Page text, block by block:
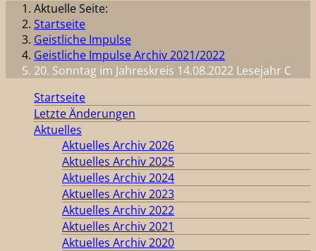
Aktuelle Seite:
Startseite
Geistliche Impulse
Geistliche Impulse Archiv 2021/2022
20. Sonntag im Jahreskreis 14.08.2022 Lesejahr C
Startseite
Letzte Änderungen
Aktuelles
Aktuelles Archiv 2026
Aktuelles Archiv 2025
Aktuelles Archiv 2024
Aktuelles Archiv 2023
Aktuelles Archiv 2022
Aktuelles Archiv 2021
Aktuelles Archiv 2020